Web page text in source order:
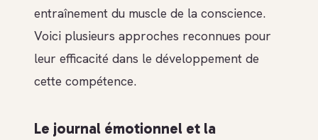
entraînement du muscle de la conscience.
Voici plusieurs approches reconnues pour
leur efficacité dans le développement de
cette compétence.
Le journal émotionnel et la